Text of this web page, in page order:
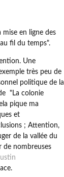
en ligne des
fil du temps".
Une
très peu de
politique de la
"La colonie
pique ma
et
; Attention,
de la vallée du
de nombreuses